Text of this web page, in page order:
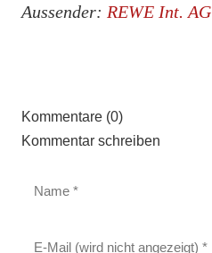
Aussender: REWE Int. AG
Kommentare (0)
Kommentar schreiben